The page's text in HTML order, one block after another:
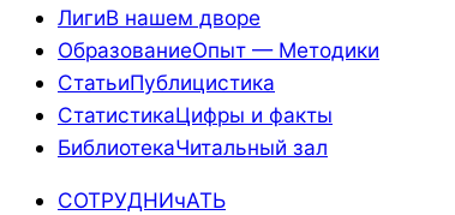
ЛигиВ нашем дворе
ОбразованиеОпыт — Методики
СтатьиПублицистика
СтатистикаЦифры и факты
БиблиотекаЧитальный зал
СОТРУДНИчАТЬ